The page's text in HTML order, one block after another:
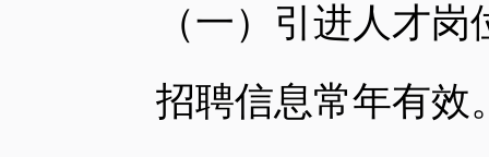
（一）引进人才岗
招聘信息常年有效